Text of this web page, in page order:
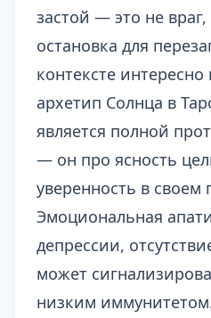
застой — это не
остановка для
контексте интересно
архетип Солнца в
является полной
— он про ясность
уверенность в своем
Эмоциональная
депрессии,
может
низким